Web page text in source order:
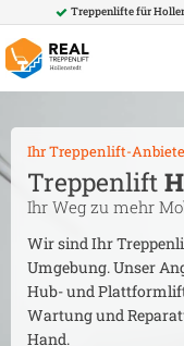
Treppenlifte für
Ihr Treppenlift-
Treppenlift
Ihr Weg zu mehr
Wir sind Ihr
Umgebung. Unser
Hub- und
Wartung und
Hand.